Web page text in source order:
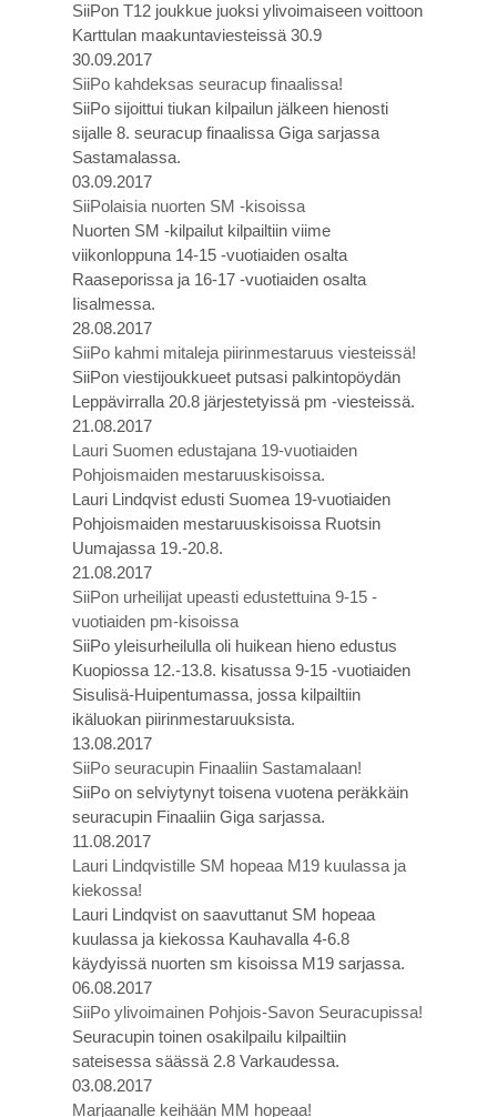
SiiPon T12 joukkue juoksi ylivoimaiseen voittoon
Karttulan maakuntaviesteissä 30.9
30.09.2017
SiiPo kahdeksas seuracup finaalissa!
SiiPo sijoittui tiukan kilpailun jälkeen hienosti
sijalle 8. seuracup finaalissa Giga sarjassa
Sastamalassa.
03.09.2017
SiiPolaisia nuorten SM -kisoissa
Nuorten SM -kilpailut kilpailtiin viime
viikonloppuna 14-15 -vuotiaiden osalta
Raaseporissa ja 16-17 -vuotiaiden osalta
Iisalmessa.
28.08.2017
SiiPo kahmi mitaleja piirinmestaruus viesteissä!
SiiPon viestijoukkueet putsasi palkintopöydän
Leppävirralla 20.8 järjestetyissä pm -viesteissä.
21.08.2017
Lauri Suomen edustajana 19-vuotiaiden
Pohjoismaiden mestaruuskisoissa.
Lauri Lindqvist edusti Suomea 19-vuotiaiden
Pohjoismaiden mestaruuskisoissa Ruotsin
Uumajassa 19.-20.8.
21.08.2017
SiiPon urheilijat upeasti edustettuina 9-15 -
vuotiaiden pm-kisoissa
SiiPo yleisurheilulla oli huikean hieno edustus
Kuopiossa 12.-13.8. kisatussa 9-15 -vuotiaiden
Sisulisä-Huipentumassa, jossa kilpailtiin
ikäluokan piirinmestaruuksista.
13.08.2017
SiiPo seuracupin Finaaliin Sastamalaan!
SiiPo on selviytynyt toisena vuotena peräkkäin
seuracupin Finaaliin Giga sarjassa.
11.08.2017
Lauri Lindqvistille SM hopeaa M19 kuulassa ja
kiekossa!
Lauri Lindqvist on saavuttanut SM hopeaa
kuulassa ja kiekossa Kauhavalla 4-6.8
käydyissä nuorten sm kisoissa M19 sarjassa.
06.08.2017
SiiPo ylivoimainen Pohjois-Savon Seuracupissa!
Seuracupin toinen osakilpailu kilpailtiin
sateisessa säässä 2.8 Varkaudessa.
03.08.2017
Marjaanalle keihään MM hopeaa!